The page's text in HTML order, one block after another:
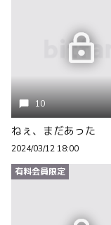
10
ねぇ、まだあった
2024/03/12 18:00
有料会員限定